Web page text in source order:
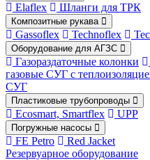
Elaflex Шланги для ТРК
Композитные рукава
Gassoflex Technoflex
Оборудование для АГЗС
Газораздаточные колонки
газовые СУГ с
СУГ
Пластиковые трубопроводы
Ecosmart, Smartflex UPP
Погружные насосы
FE Petro
Red Jacket
Резервуарное оборудование